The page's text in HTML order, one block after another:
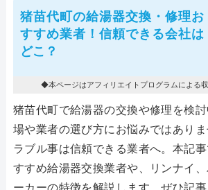
猪苗代町の給湯器交換・修理お
すすめ業者！信頼できる会社は
どこ？
◆本ページはアフィリエイトプログラムによる収
猪苗代町で給湯器の交換や修理を検
場や業者の選び方にお悩みではあり
ラブル事は信頼できる業者へ。本記
すすめ給湯器交換業者や、リンナイ
ーカーの特徴を解説します。ぜひ記事